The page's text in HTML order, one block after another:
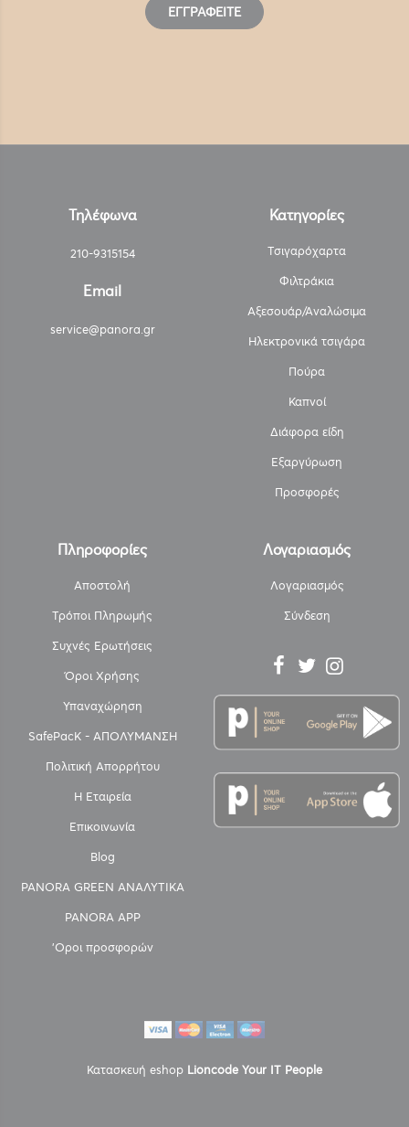
ΕΓΓΡΑΦΕΊΤΕ
Τηλέφωνα
210-9315154
Email
service@panora.gr
Κατηγορίες
Τσιγαρόχαρτα
Φιλτράκια
Αξεσουάρ/Αναλώσιμα
Ηλεκτρονικά τσιγάρα
Πούρα
Καπνοί
Διάφορα είδη
Εξαργύρωση
Προσφορές
Πληροφορίες
Αποστολή
Τρόποι Πληρωμής
Συχνές Ερωτήσεις
Όροι Χρήσης
Υπαναχώρηση
SafePacK - ΑΠΟΛΥΜΑΝΣΗ
Πολιτική Απορρήτου
Η Εταιρεία
Επικοινωνία
Blog
PANORA GREEN ΑΝΑΛΥΤΙΚΑ
PANORA APP
'Οροι προσφορών
Λογαριασμός
Λογαριασμός
Σύνδεση
Κατασκευή eshop Lioncode Your IT People